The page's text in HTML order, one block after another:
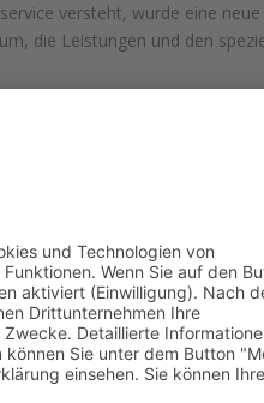
versteht, wurde eine neue
die Leistungen und den
Homepage online.
Jeder Gestalter kennt